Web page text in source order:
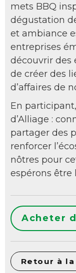
mets BBQ
dégustation
et ambiance
entreprises
découvrir des
de créer des
d’affaires de
En
d’Alliage :
partager des
renforcer
nôtres pour
espérons être
Acheter
Retour à